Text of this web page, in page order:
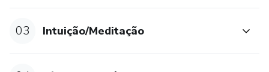
03 Intuição/Meditação